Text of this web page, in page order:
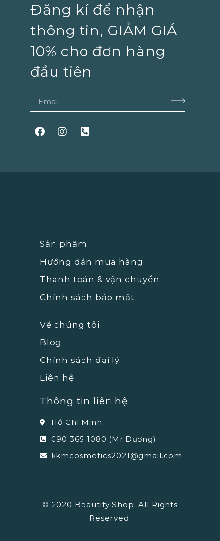
Đăng kí để nhận
thông tin, GIẢM GIÁ
10% cho đơn hàng
đầu tiên
Sản phẩm
Hướng dẫn mua hàng
Thanh toán & vận chuyển
Chính sách bảo mật
Về chúng tôi
Blog
Chính sách đại lý
Liên hệ
Thông tin liên hệ
Hồ Chí Minh
090 365 1080 (Mr.Dương)
kkmcosmetics2021@gmail.com
© 2020 Beautify Shop. All Rights
Reserved.